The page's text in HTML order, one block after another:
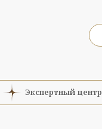
Экспертный центр